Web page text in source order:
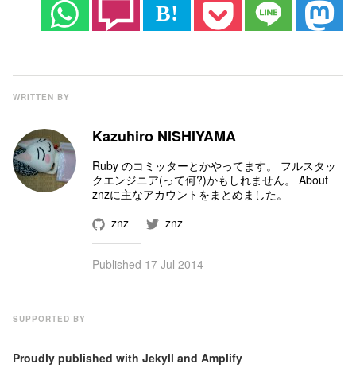
B!
WRITTEN BY
Kazuhiro NISHIYAMA
Ruby のコミッターとかやってます。 フルスタッ
クエンジニア(って何?)かもしれません。 About
znzに主なアカウントをまとめました。
znz
znz
Published 17 Jul 2014
SUPPORTED BY
Proudly published with Jekyll and Amplify